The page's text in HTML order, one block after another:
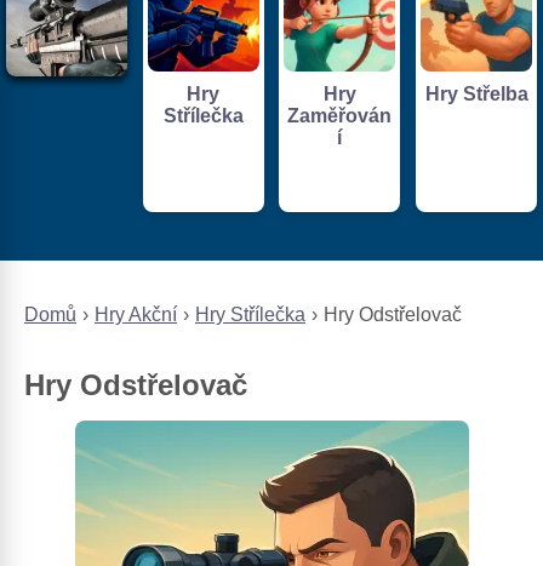
Domů Hry Akční Hry Střílečka Hry Odstřelovač
Hry Odstřelovač
Hry
Střílečka
Hry
Zaměřován
í
Hry Střelba